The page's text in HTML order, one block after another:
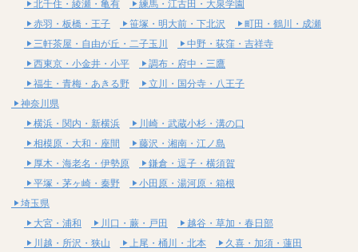
北千住・綾瀬・亀有
練馬・江古田・大泉学園
赤羽・板橋・王子
笹塚・明大前・下北沢
町田・鶴川・成瀬
三軒茶屋・自由が丘・二子玉川
中野・荻窪・吉祥寺
西東京・小金井・小平
調布・府中・三鷹
福生・青梅・あきる野
立川・国分寺・八王子
神奈川県
横浜・関内・新横浜
川崎・武蔵小杉・溝の口
相模原・大和・座間
藤沢・湘南・江ノ島
厚木・海老名・伊勢原
鎌倉・逗子・横須賀
平塚・茅ヶ崎・秦野
小田原・湯河原・箱根
埼玉県
大宮・浦和
川口・蕨・戸田
越谷・草加・春日部
川越・所沢・狭山
上尾・桶川・北本
久喜・加須・蓮田